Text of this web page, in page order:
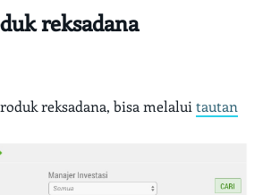
reksadana
reksadana, bisa melaluitautan